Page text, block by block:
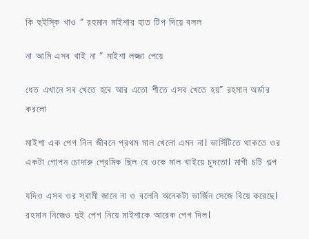
কি হুইস্কি খাও ” রহমান মাইশার হাত টিপ দিয়ে বলল
না আমি এসব খাই না ” মাইশা লজ্জা পেয়ে
ধেত এখানে সব খেতে হবে আর এতো শীতে এসব খেতে হয়” রহমান অর্ডার
করলো
মাইশা এক পেগ নিল জীবনে প্রথম মাল খেলো এমন না। ভার্সিটিতে থাকতে ওর
একটা গোপন চোদারু প্রেমিক ছিল যে ওকে মাল খাইয়ে চুদতো। মাগী চটি গল্প
যদিও এসব ওর স্বামী জানে না ও বলেনি অনেকটা ভার্জিন সেজে বিয়ে করেছে।
রহমান নিজেও দুই পেগ নিয়ে মাইশাকে আরেক পেগ দিল।